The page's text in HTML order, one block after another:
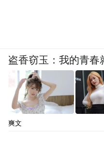
盗香窃玉：我的青春
爽文